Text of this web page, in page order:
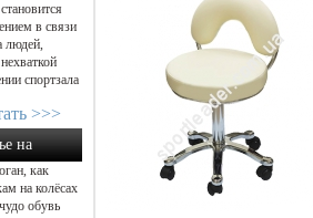
в связи
людей,
спортзала
>>>
на
как
на колёсах
обувь